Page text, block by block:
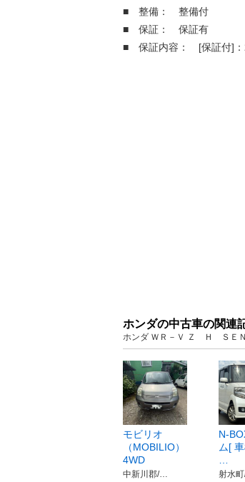
■ 整備： 整備付
■ 保証： 保証有
■ 保証内容： [保証付]：
ホンダの中古車の関連
ホンダ ＷＲ－Ｖ Ｚ Ｈ ＳＥＮ
モビリオ
（MOBILIO）
4WD
中新川郡/…
N-
ム[
射水